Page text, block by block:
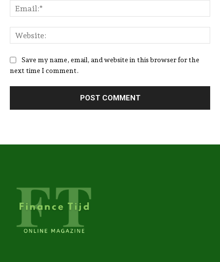
Save my name, email, and website in this browser for the
next time I comment.